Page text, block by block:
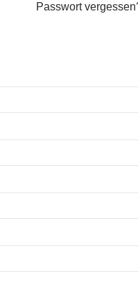
Passwort